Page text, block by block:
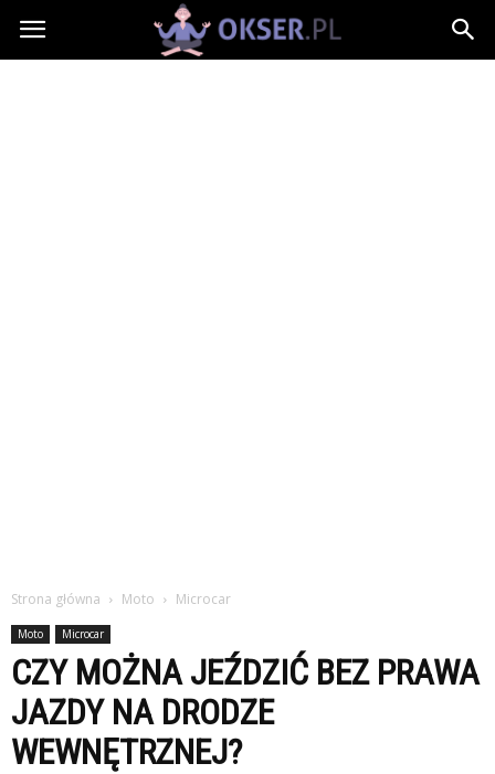
Okser.pl
Strona główna Moto Microcar
Moto Microcar
CZY MOŻNA JEŹDZIĆ BEZ PRAWA
JAZDY NA DRODZE
WEWNĘTRZNEJ?